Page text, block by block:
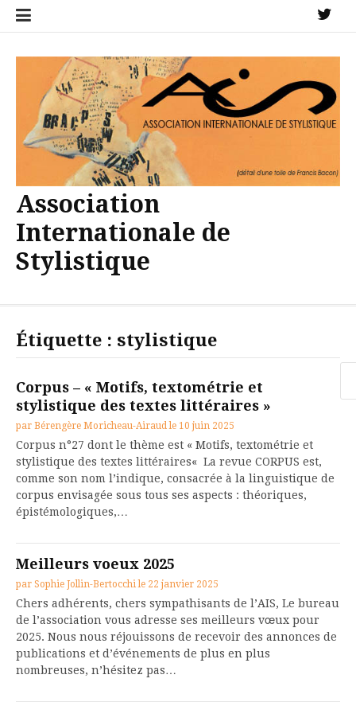
Aller
Association
Internationale de
Stylistique
Étiquette : stylistique
Corpus – « Motifs, textométrie et
stylistique des textes littéraires »
par Bérengère Moricheau-Airaud le 10 juin 2025
Corpus n°27 dont le thème est « Motifs, textométrie et
stylistique des textes littéraires« La revue CORPUS est,
comme son nom l’indique, consacrée à la linguistique de
corpus envisagée sous tous ses aspects : théoriques,
épistémologiques,…
Meilleurs voeux 2025
par Sophie Jollin-Bertocchi le 22 janvier 2025
Chers adhérents, chers sympathisants de l’AIS, Le bureau
de l’association vous adresse ses meilleurs vœux pour
2025. Nous nous réjouissons de recevoir des annonces de
publications et d’événements de plus en plus
nombreuses, n’hésitez pas…